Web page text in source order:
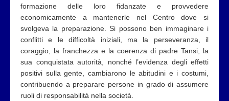
formazione delle loro fidanzate e provvedere
economicamente a mantenerle nel Centro dove si
svolgeva la preparazione. Si possono ben immaginare i
conflitti e le difficoltà iniziali, ma la perseveranza, il
coraggio, la franchezza e la coerenza di padre Tansi, la
sua conquistata autorità, nonché l’evidenza degli effetti
positivi sulla gente, cambiarono le abitudini e i costumi,
contribuendo a preparare persone in grado di assumere
ruoli di responsabilità nella società.